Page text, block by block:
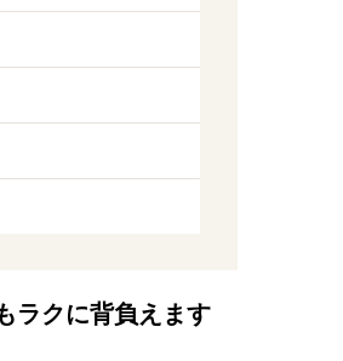
ラクに背負えます